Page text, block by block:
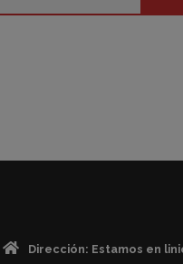
Dirección: Estamos en